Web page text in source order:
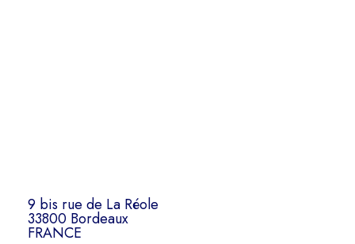
9 bis rue de La Réole
33800 Bordeaux
FRANCE